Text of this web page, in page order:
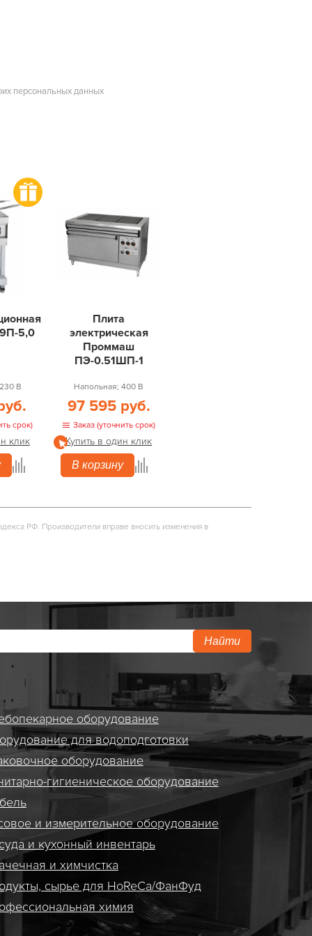
персональных данных
5,0
В
срок)
клик
Плита
электрическая
Проммаш
ПЭ-0.51ШП-1
Напольная; 400 В
97 595 руб.
Заказ (уточнить срок)
Купить в один клик
В корзину
РФ. Производители вправе вносить изменения в
Найти
оборудование
для водоподготовки
оборудование
гигиеническое оборудование
и измерительное оборудование
и кухонный инвентарь
и химчистка
сырье для HoReCa/ФанФуд
химия